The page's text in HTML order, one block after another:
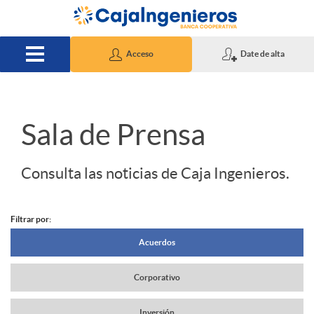
Saltar al contenido principal
Acceso Date de alta
S
i
d
Sala de Prensa
Consulta las noticias de Caja Ingenieros.
N
a
Filtrar por:
Acuerdos
Corporativo